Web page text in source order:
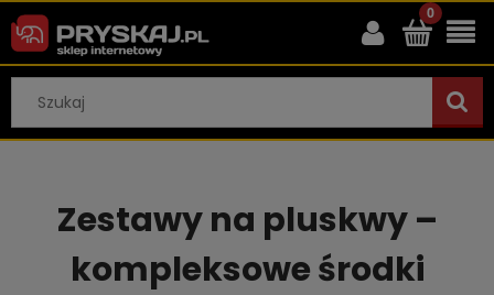
Zestawy na pluskwy –
kompleksowe środki